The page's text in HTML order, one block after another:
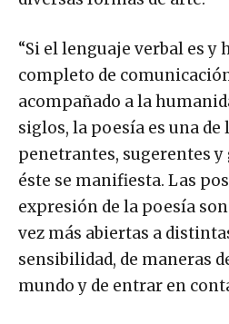
“Si el lenguaje verbal es y
completo de
acompañado a la
siglos, la poesía es una de
penetrantes, sugerentes y
éste se manifiesta. Las
expresión de la poesía
vez más abiertas a
sensibilidad, de maneras
mundo y de entrar en